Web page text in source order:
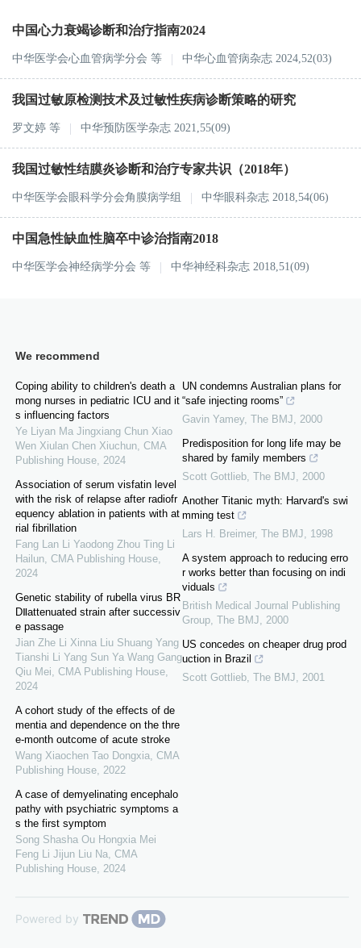
中国心力衰竭诊断和治疗指南2024
中华医学会心血管病学分会 等 中华心血管病杂志 2024,52(03)
我国过敏原检测技术及过敏性疾病诊断策略的研究
罗文婷 等 中华预防医学杂志 2021,55(09)
我国过敏性结膜炎诊断和治疗专家共识（2018年）
中华医学会眼科学分会角膜病学组 中华眼科杂志 2018,54(06)
中国急性缺血性脑卒中诊治指南2018
中华医学会神经病学分会 等 中华神经科杂志 2018,51(09)
We recommend
Coping ability to children's death a
mong nurses in pediatric ICU and it
s influencing factors
Ye Liyan Ma Jingxiang Chun Xiao
Wen Xiulan Chen Xiuchun, CMA
Publishing House, 2024
Association of serum visfatin level
with the risk of relapse after radiofr
equency ablation in patients with at
rial fibrillation
Fang Lan Li Yaodong Zhou Ting Li
Hailun, CMA Publishing House,
2024
Genetic stability of rubella virus BR
DⅡattenuated strain after successiv
e passage
Jian Zhe Li Xinna Liu Shuang Yang
Tianshi Li Yang Sun Ya Wang Gang
Qiu Mei, CMA Publishing House,
2024
A cohort study of the effects of de
mentia and dependence on the thre
e-month outcome of acute stroke
Wang Xiaochen Tao Dongxia, CMA
Publishing House, 2022
A case of demyelinating encephalo
pathy with psychiatric symptoms a
s the first symptom
Song Shasha Ou Hongxia Mei
Feng Li Jijun Liu Na, CMA
Publishing House, 2024
UN condemns Australian plans for
“safe injecting rooms”
Gavin Yamey, The BMJ, 2000
Predisposition for long life may be
shared by family members
Scott Gottlieb, The BMJ, 2000
Another Titanic myth: Harvard's swi
mming test
Lars H. Breimer, The BMJ, 1998
A system approach to reducing erro
r works better than focusing on indi
viduals
British Medical Journal Publishing
Group, The BMJ, 2000
US concedes on cheaper drug prod
uction in Brazil
Scott Gottlieb, The BMJ, 2001
Powered by